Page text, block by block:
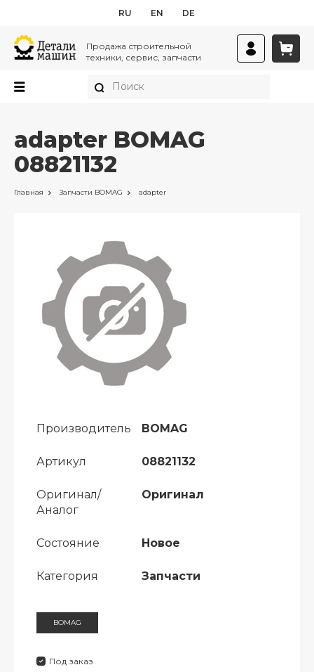
RU EN DE
Продажа строительной
техники, сервис, запчасти
adapter BOMAG
08821132
Главная Запчасти BOMAG adapter
Производитель BOMAG
Артикул 08821132
Оригинал/
Аналог
Оригинал
Состояние Новое
Категория Запчасти
BOMAG
Под заказ